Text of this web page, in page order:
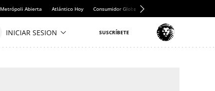
Metrópoli Abierta Atlántico Hoy Consumidor Global